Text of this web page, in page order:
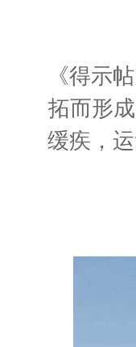
《得示
拓而形
缓疾，